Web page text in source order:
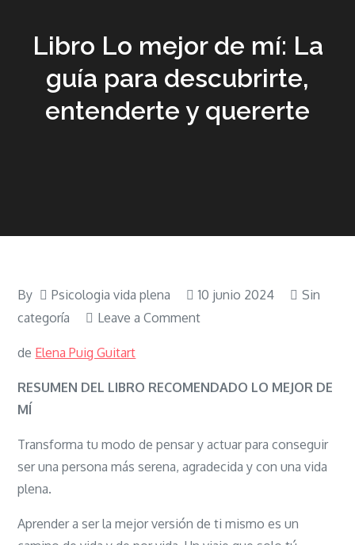
Libro Lo mejor de mí: La
guía para descubrirte,
entenderte y quererte
By Psicologia vida plena 10 junio 2024
Sin
categoría
Leave a Commenton
mejor
La
guía
descubrirte,
entenderte
de Elena Puig Guitart
RESUMEN DEL LIBRO RECOMENDADO LO MEJOR DE
MÍ
Transforma tu modo de pensar y actuar para conseguir
ser una persona más serena, agradecida y con una vida
plena.
Aprender a ser la mejor versión de ti mismo es un